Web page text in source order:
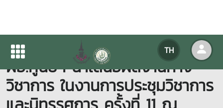
TH
อาจารย์ ดร.ทิพย์สุดา ตั้งตระกูล
ผอ.ศูนย์ฯ นำเสนอผลงานทาง
วิชาการ ในงานการประชุมวิชาการ